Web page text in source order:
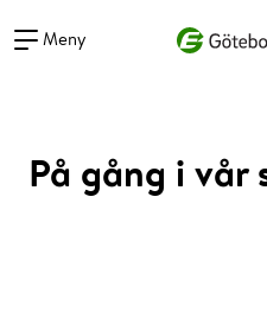
Meny
På gång i vår